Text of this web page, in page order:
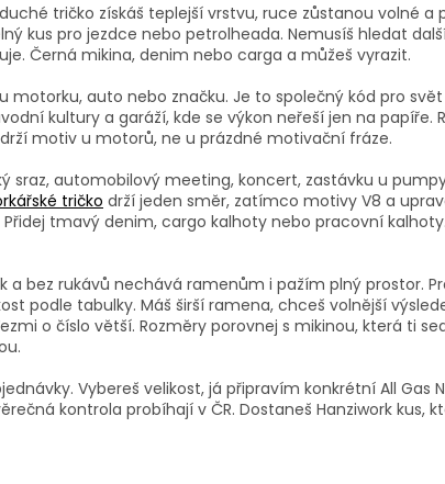
tričko získáš teplejší vrstvu, ruce zůstanou volné a
kus pro jezdce nebo petrolheada. Nemusíš hledat
Černá mikina, denim nebo carga a můžeš vyrazit.
motorku, auto nebo značku. Je to společný kód pro svět
kultury a garáží, kde se výkon neřeší jen na papíře.
motiv u motorů, ne u prázdné motivační fráze.
sraz, automobilový meeting, koncert, zastávku u
tričko drží jeden směr, zatímco motivy V8 a
Přidej tmavý denim, cargo kalhoty nebo pracovní
a bez rukávů nechává ramenům i pažím plný prostor.
podle tabulky. Máš širší ramena, chceš volnější
o číslo větší. Rozměry porovnej s mikinou, která ti
Vybereš velikost, já připravím konkrétní All Gas
kontrola probíhají v ČR. Dostaneš Hanziwork kus,